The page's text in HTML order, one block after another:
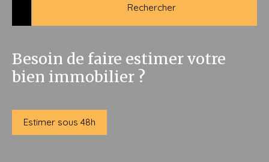
Rechercher
Besoin de faire estimer votre
bien immobilier ?
Estimer sous 48h